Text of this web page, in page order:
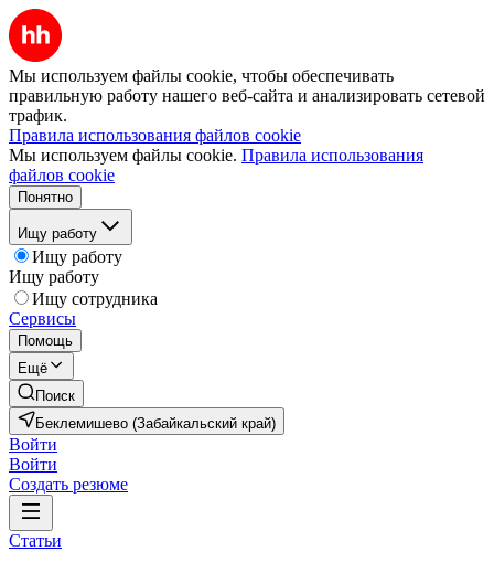
Мы используем файлы cookie, чтобы обеспечивать
правильную работу нашего веб-сайта и анализировать сетевой
трафик.
Правила использования файлов cookie
Мы используем файлы cookie. Правила использования
файлов cookie
Понятно
Ищу работу
Ищу работу
Ищу работу
Ищу сотрудника
Сервисы
Помощь
Ещё
Поиск
Беклемишево (Забайкальский край)
Войти
Войти
Создать резюме
Статьи